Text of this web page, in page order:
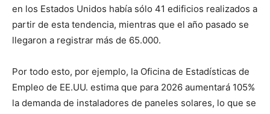
en los Estados Unidos había sólo 41 edificios realizados a
partir de esta tendencia, mientras que el año pasado se
llegaron a registrar más de 65.000.
Por todo esto, por ejemplo, la Oficina de Estadísticas de
Empleo de EE.UU. estima que para 2026 aumentará 105%
la demanda de instaladores de paneles solares, lo que se